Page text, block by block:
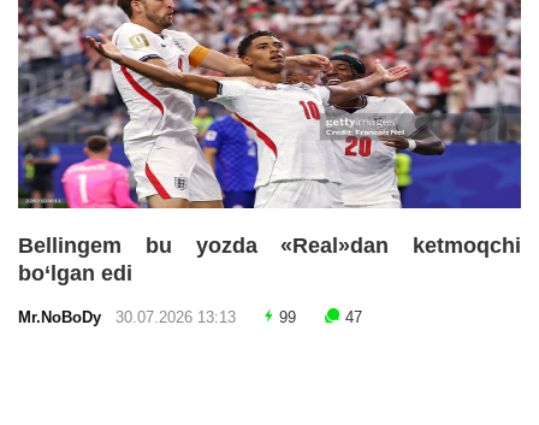
Bellingem bu yozda «Real»dan ketmoqchi
bo‘lgan edi
Mr.NoBoDy 30.07.2026 13:13 99 47